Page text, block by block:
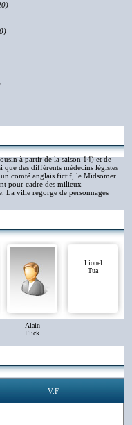
à partir de la saison 14) et de
des différents médecins légistes
comté anglais fictif, le Midsomer.
pour cadre des milieux
La ville regorge de personnages
Alain
Flick
Lionel
Tua
V.F